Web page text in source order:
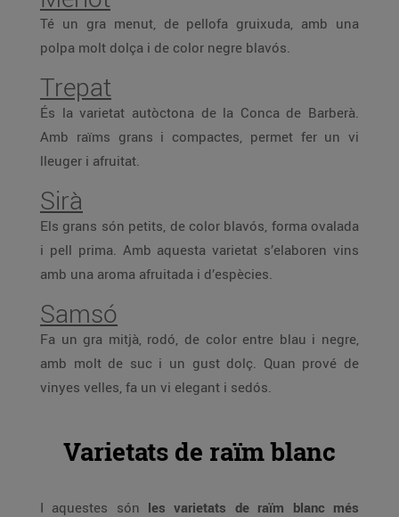
Té un gra menut, de pellofa gruixuda, amb una
polpa molt dolça i de color negre blavós.
Trepat
És la varietat autòctona de la Conca de Barberà.
Amb raïms grans i compactes, permet fer un vi
lleuger i afruitat.
Sirà
Els grans són petits, de color blavós, forma ovalada
i pell prima. Amb aquesta varietat s’elaboren vins
amb una aroma afruitada i d’espècies.
Samsó
Fa un gra mitjà, rodó, de color entre blau i negre,
amb molt de suc i un gust dolç. Quan prové de
vinyes velles, fa un vi elegant i sedós.
Varietats de raïm blanc
I aquestes són les varietats de raïm blanc més